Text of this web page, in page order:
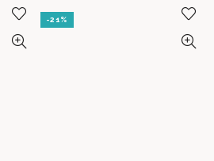
-21%